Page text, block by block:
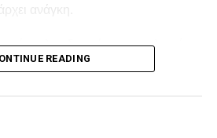
ανάγκη.
έστειλε υδροφόρα στις πληγείσες
χρησιμοποιήθηκε για τον
μετά τη δύση του ήλιου συνέχισε
πυροσβεστικά οχήματα.
READING